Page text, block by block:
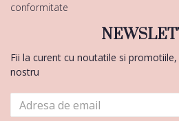
conformitate
Fii la curent cu noutatile si
nostru